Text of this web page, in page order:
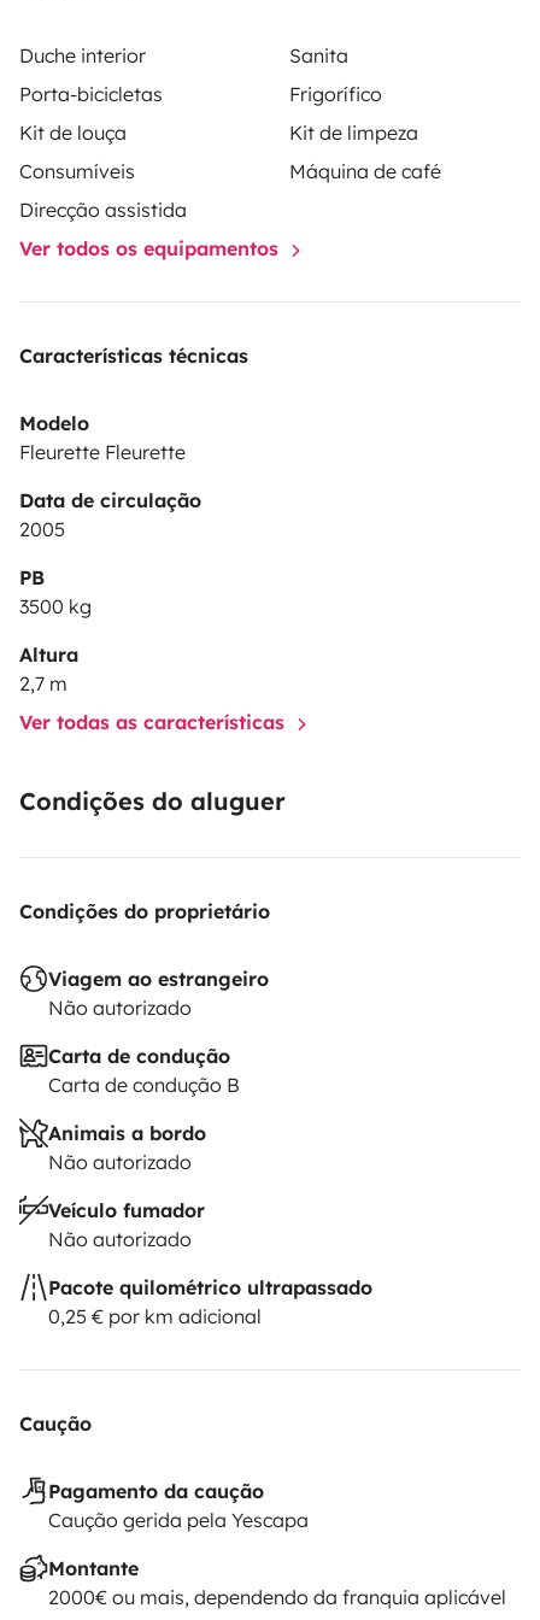
Duche interior
Sanita
Porta-bicicletas
Frigorífico
Kit de louça
Kit de limpeza
Consumíveis
Máquina de café
Direcção assistida
Ver todos os equipamentos
Características técnicas
Modelo
Fleurette Fleurette
Data de circulação
2005
PB
3500 kg
Altura
2,7 m
Ver todas as características
Condições do aluguer
Condições do proprietário
Viagem ao estrangeiro
Não autorizado
Carta de condução
Carta de condução B
Animais a bordo
Não autorizado
Veículo fumador
Não autorizado
Pacote quilométrico ultrapassado
0,25 € por km adicional
Caução
Pagamento da caução
Caução gerida pela Yescapa
Montante
2000€ ou mais, dependendo da franquia aplicável